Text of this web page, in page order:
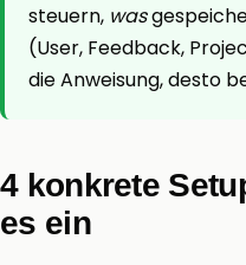
steuern, was
(User, Feedback,
die Anweisung, desto
4 konkrete
es ein